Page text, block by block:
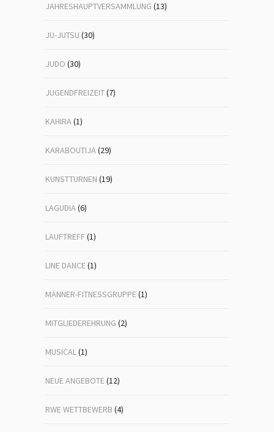
JAHRESHAUPTVERSAMMLUNG (13)
JU-JUTSU (30)
JUDO (30)
JUGENDFREIZEIT(7)
KAHIRA(1)
KARABOUTIJA(29)
KUNSTTURNEN (19)
LAGUDIA(6)
LAUFTREFF (1)
LINE DANCE(1)
MÄNNER-FITNESSGRUPPE(1)
MITGLIEDEREHRUNG (2)
MUSICAL(1)
NEUE ANGEBOTE(12)
RWE WETTBEWERB (4)